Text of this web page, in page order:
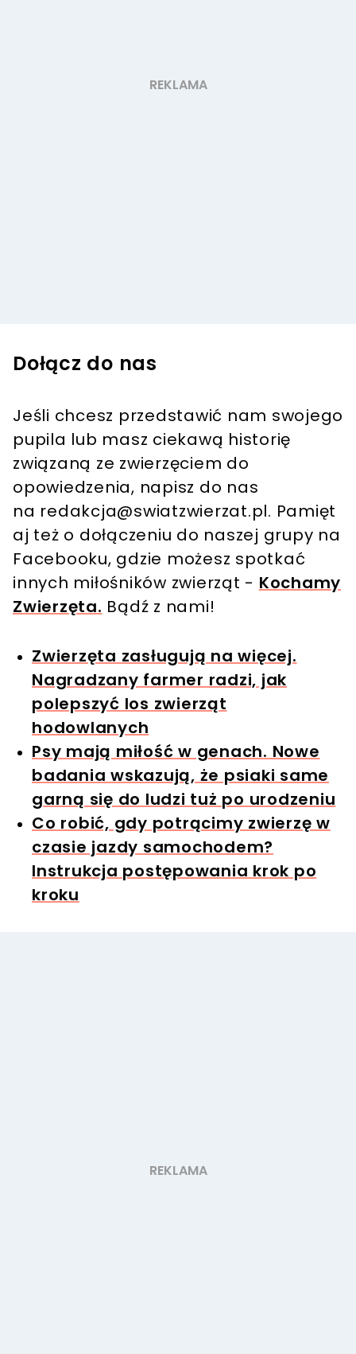
Dołącz do nas
Jeśli chcesz przedstawić nam swojego
pupila lub masz ciekawą historię
związaną ze zwierzęciem do
opowiedzenia, napisz do nas
na redakcja@swiatzwierzat.pl. Pamięt
aj też o dołączeniu do naszej grupy na
Facebooku, gdzie możesz spotkać
innych miłośników zwierząt - Kochamy
Zwierzęta. Bądź z nami!
Zwierzęta zasługują na więcej.
Nagradzany farmer radzi, jak
polepszyć los zwierząt
hodowlanych
Psy mają miłość w genach. Nowe
badania wskazują, że psiaki same
garną się do ludzi tuż po urodzeniu
Co robić, gdy potrącimy zwierzę w
czasie jazdy samochodem?
Instrukcja postępowania krok po
kroku